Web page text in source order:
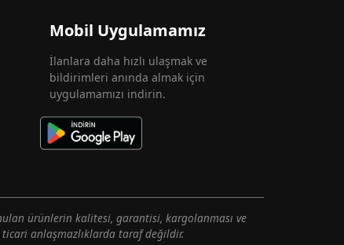
Mobil Uygulamamız
İlanlara daha hızlı ulaşmak ve
bildirimleri anında almak için
uygulamamızı indirin.
ürünlerin kalitesi, garantisi, kargolanması ve
anlaşmazlıklarda taraf değildir.